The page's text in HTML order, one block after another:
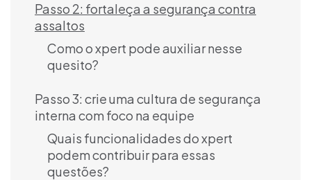
Passo 2: fortaleça a segurança contra
assaltos
Como o xpert pode auxiliar nesse
quesito?
Passo 3: crie uma cultura de segurança
interna com foco na equipe
Quais funcionalidades do xpert
podem contribuir para essas
questões?